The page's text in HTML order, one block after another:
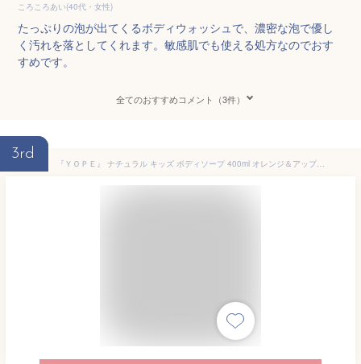
ころころあい(40代・女性)
たっぷりの泡が出てくるボディウォッシュで、濃密な泡で優し
く汚れを落としてくれます。敏感肌でも使える処方なのでおす
すめです。
全てのおすすめコメント（3件）
3rd
『ＹＯＰＥ』 ナチュラル キッズ ボディソープ 400ml オレンジ＆アップルの香り 天然由来成分94%配合 乾燥 子供用 敏感肌 ECOCERT